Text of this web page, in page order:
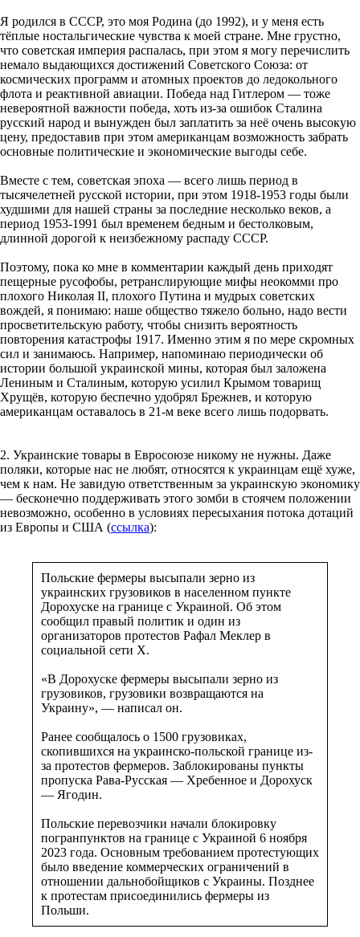
Я родился в СССР, это моя Родина (до 1992), и у меня есть
тёплые ностальгические чувства к моей стране. Мне грустно,
что советская империя распалась, при этом я могу перечислить
немало выдающихся достижений Советского Союза: от
космических программ и атомных проектов до ледокольного
флота и реактивной авиации. Победа над Гитлером — тоже
невероятной важности победа, хоть из-за ошибок Сталина
русский народ и вынужден был заплатить за неё очень высокую
цену, предоставив при этом американцам возможность забрать
основные политические и экономические выгоды себе.
Вместе с тем, советская эпоха — всего лишь период в
тысячелетней русской истории, при этом 1918-1953 годы были
худшими для нашей страны за последние несколько веков, а
период 1953-1991 был временем бедным и бестолковым,
длинной дорогой к неизбежному распаду СССР.
Поэтому, пока ко мне в комментарии каждый день приходят
пещерные русофобы, ретранслирующие мифы неокомми про
плохого Николая II, плохого Путина и мудрых советских
вождей, я понимаю: наше общество тяжело больно, надо вести
просветительскую работу, чтобы снизить вероятность
повторения катастрофы 1917. Именно этим я по мере скромных
сил и занимаюсь. Например, напоминаю периодически об
истории большой украинской мины, которая был заложена
Лениным и Сталиным, которую усилил Крымом товарищ
Хрущёв, которую беспечно удобрял Брежнев, и которую
американцам оставалось в 21-м веке всего лишь подорвать.
2. Украинские товары в Евросоюзе никому не нужны. Даже
поляки, которые нас не любят, относятся к украинцам ещё хуже,
чем к нам. Не завидую ответственным за украинскую экономику
— бесконечно поддерживать этого зомби в стоячем положении
невозможно, особенно в условиях пересыхания потока дотаций
из Европы и США (ссылка):
Польские фермеры высыпали зерно из
украинских грузовиков в населенном пункте
Дорохуске на границе с Украиной. Об этом
сообщил правый политик и один из
организаторов протестов Рафал Меклер в
социальной сети Х.
«В Дорохуске фермеры высыпали зерно из
грузовиков, грузовики возвращаются на
Украину», — написал он.
Ранее сообщалось о 1500 грузовиках,
скопившихся на украинско-польской границе из-
за протестов фермеров. Заблокированы пункты
пропуска Рава-Русская — Хребенное и Дорохуск
— Ягодин.
Польские перевозчики начали блокировку
погранпунктов на границе с Украиной 6 ноября
2023 года. Основным требованием протестующих
было введение коммерческих ограничений в
отношении дальнобойщиков с Украины. Позднее
к протестам присоединились фермеры из
Польши.